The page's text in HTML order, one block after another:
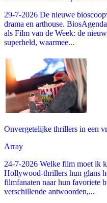
29-7-2026 De nieuwe
drama en arthouse.
als Film van de Week: de
superheld, waarmee...
Onvergetelijke thrillers in een
Array
24-7-2026 Welke film moet ik
Hollywood-thrillers hun glans
filmfanaten naar hun favoriete
verschillende antwoorden,...